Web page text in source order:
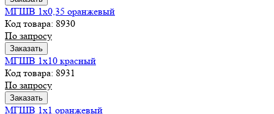
МГШВ 1х0,35 оранжевый
Код товара: 8930
По запросу
Заказать
МГШВ 1х10 красный
Код товара: 8931
По запросу
Заказать
МГШВ 1х1 оранжевый